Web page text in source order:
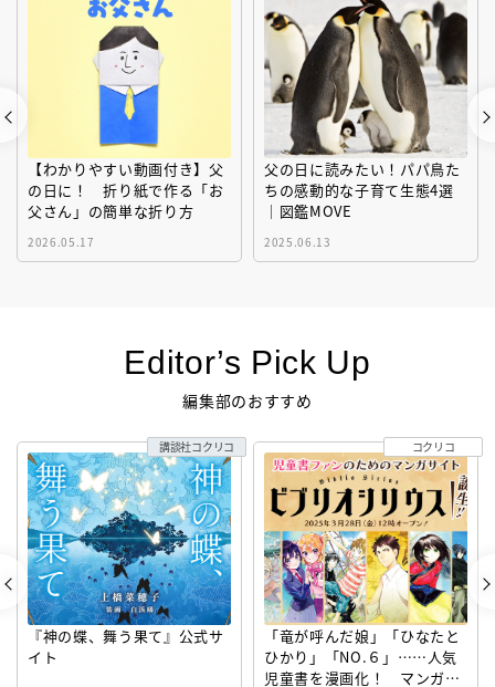
【わかりやすい動画付き】父
の日に！ 折り紙で作る「お
父さん」の簡単な折り方
2026.05.17
父の日に読みたい！パパ鳥た
ちの感動的な子育て生態4選
｜図鑑MOVE
2025.06.13
Editor’s Pick Up
編集部のおすすめ
『神の蝶、舞う果て』公式サ
イト
講談社コクリコ
「竜が呼んだ娘」「ひなたと
ひかり」「NO.６」……人気
児童書を漫画化！ マンガサ
コクリコ